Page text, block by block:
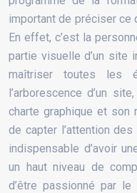
important de préciser ce
En effet, c’est la
partie visuelle d’un site
maîtriser toutes les
l’arborescence d’un
charte graphique et son
de capter l’attention
indispensable d’avoir
un haut niveau de
d’être passionné par